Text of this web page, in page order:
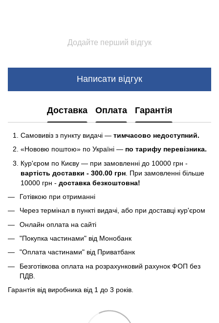
Додайте перший відгук
Написати відгук
Доставка Оплата Гарантія
Самовивіз з пункту видачі — тимчасово недоступний.
«Нововю поштою» по Україні — по тарифу перевізника.
Кур'єром по Києву — при замовленні до 10000 грн -
вартість доставки - 300.00 грн . При замовленні більше
10000 грн - доставка безкоштовна!
Готівкою при отриманні
Через термінал в пункті видачі, або при доставці кур'єром
Онлайн оплата на сайті
"Покупка частинами" від Монобанк
"Оплата частинами" від Приватбанк
Безготівкова оплата на розрахунковий рахунок ФОП без
ПДВ.
Гарантія від виробника від 1 до 3 років.